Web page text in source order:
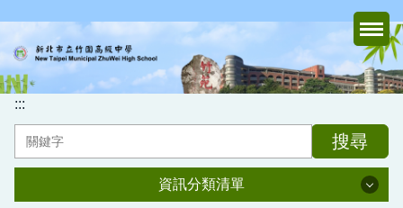
主
要
內
容
:::
搜尋
資訊分類清單